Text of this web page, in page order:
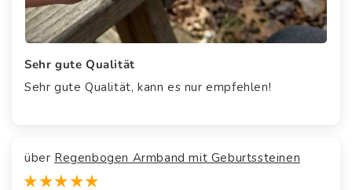
Sehr gute Qualität
Sehr gute Qualität, kann es nur empfehlen!
Regenbogen Armband mit Geburtssteinen